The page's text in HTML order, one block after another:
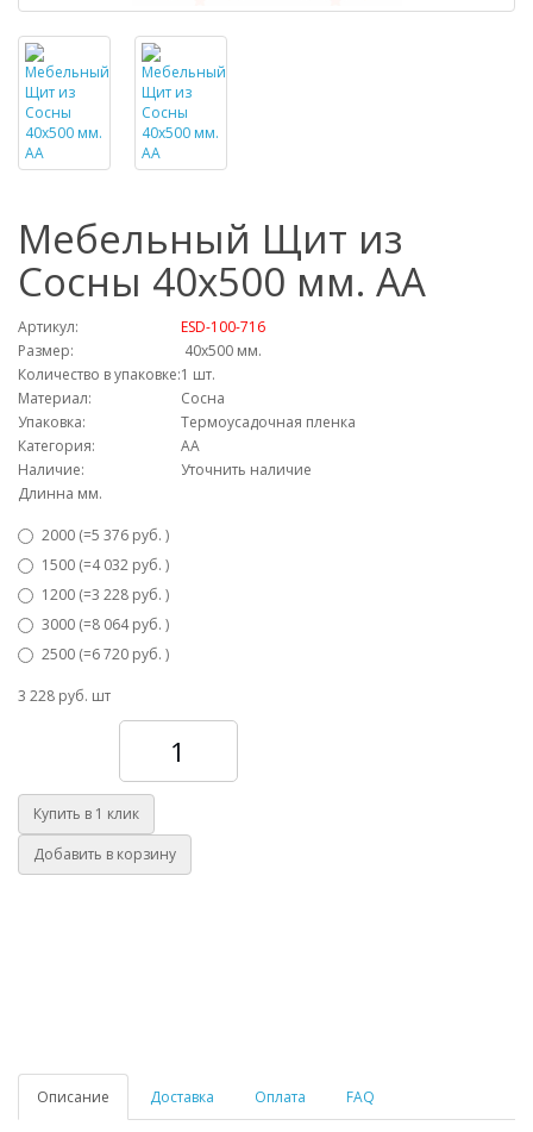
Мебельный Щит из
Сосны 40х500 мм. AA
Артикул:
ESD-100-716
Размер:
40х500 мм.
Количество в упаковке:1 шт.
Материал:
Сосна
Упаковка:
Термоусадочная пленка
Категория:
АА
Наличие:
Уточнить наличие
Длинна мм.
2000 (=5 376 руб. )
1500 (=4 032 руб. )
1200 (=3 228 руб. )
3000 (=8 064 руб. )
2500 (=6 720 руб. )
3 228 руб. шт
Купить в 1 клик
Добавить в корзину
Описание Доставка Оплата FAQ